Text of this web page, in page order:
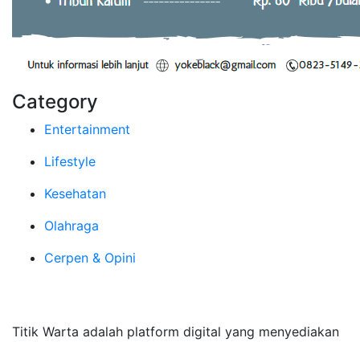
Category
Entertainment
Lifestyle
Kesehatan
Olahraga
Cerpen & Opini
Titik Warta adalah platform digital yang menyediakan